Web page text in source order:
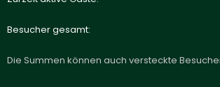
Besucher gesamt
Die Summen können auch versteckte